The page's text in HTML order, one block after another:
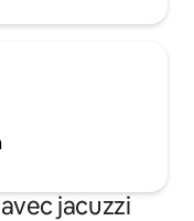
jacuzzi